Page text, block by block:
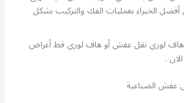
الخبراء بعمليات الفك والتركيب بشكل
لوري نقل عفش أو هاف لوري قط أغراض
.
عفش الضباعية